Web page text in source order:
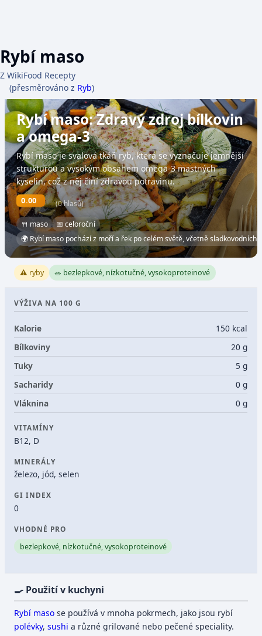
Rybí maso
Z WikiFood Recepty
(přesměrováno z Ryb)
Rybí maso: Zdravý zdroj bílkovin
a omega-3
Rybí maso je svalová tkáň ryb, která se vyznačuje jemnější
strukturou a vysokým obsahem omega-3 mastných
kyselin, což z něj činí zdravou potravinu.
0.00 (0 hlasů)
🍴 maso
📅 celoroční
🌍 Rybí maso pochází z moří a řek po celém světě, včetně sladkovodních
⚠️ ryby 🥗 bezlepkové, nízkotučné, vysokoproteinové
VÝŽIVA NA 100 G
Kalorie
150 kcal
Bílkoviny
20 g
Tuky
5 g
Sacharidy
0 g
Vláknina
0 g
VITAMÍNY
B12, D
MINERÁLY
železo, jód, selen
GI INDEX
0
VHODNÉ PRO
bezlepkové, nízkotučné, vysokoproteinové
🍳 Použití v kuchyni
Rybí maso se používá v mnoha pokrmech, jako jsou rybí
polévky,sushi a různé grilované nebo pečené speciality.